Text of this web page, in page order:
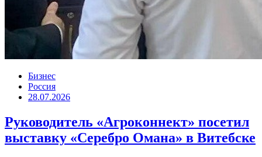
Бизнес
Россия
28.07.2026
Руководитель «Агроконнект» посетил
выставку «Серебро Омана» в Витебске